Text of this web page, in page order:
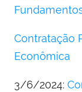
Contratação
Econômica
3/6/2024: